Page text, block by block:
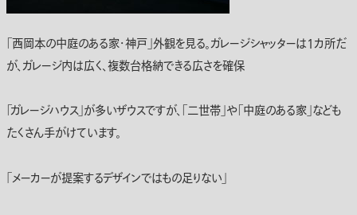
「西岡本の中庭のある家・神戸」外観を見る。ガレージシャッターは1カ所だ
が、ガレージ内は広く、複数台格納できる広さを確保
「ガレージハウス」が多いザウスですが、「二世帯」や「中庭のある家」なども
たくさん手がけています。
｢メーカーが提案するデザインではもの足りない」